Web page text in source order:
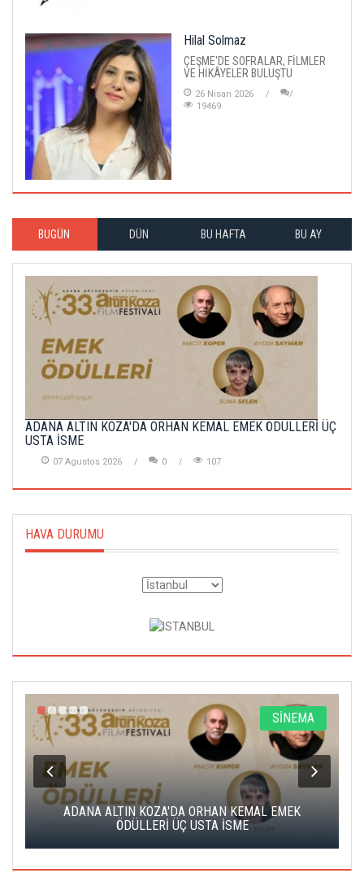
Hilal Solmaz
ÇEŞME'DE SOFRALAR, FİLMLER
VE HİKÂYELER BULUŞTU
26 Nisan 2026
19469
BUGÜN DÜN BU HAFTA BU AY
ADANA ALTIN KOZA'DA ORHAN KEMAL EMEK ÖDÜLLERİ ÜÇ
USTA İSME
07 Agustos 2026 0 107
HAVA DURUMU
SİNEMA
ADANA ALTIN KOZA'DA ORHAN KEMAL EMEK
ÖDÜLLERİ ÜÇ USTA İSME